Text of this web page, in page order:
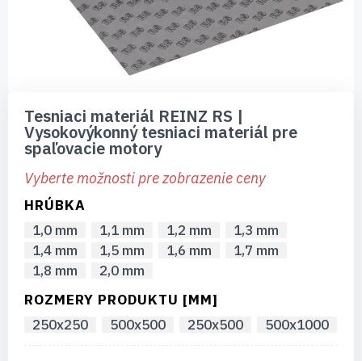
začiatok
galérie
obrázkov
Tesniaci materiál REINZ RS |
Vysokovýkonný tesniaci materiál pre
spaľovacie motory
Vyberte možnosti pre zobrazenie ceny
HRÚBKA
1,0 mm
1,1 mm 1,2 mm
1,3 mm
1,4 mm
1,5 mm 1,6 mm
1,7 mm
1,8 mm
2,0 mm
ROZMERY PRODUKTU [MM]
250x250
500x500 250x500 500x1000